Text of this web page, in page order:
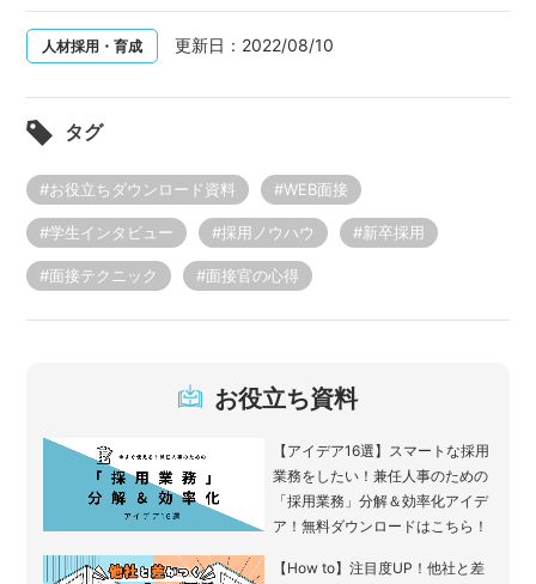
人材採用・育成 更新日： 2022/08/10
タグ
#お役立ちダウンロード資料 #WEB面接
#学生インタビュー #採用ノウハウ #新卒採用
#面接テクニック #面接官の心得
お役立ち資料
【アイデア16選】スマートな採用
業務をしたい！兼任人事のための
「採用業務」分解＆効率化アイデ
ア！無料ダウンロードはこちら！
【How to】注目度UP！他社と差